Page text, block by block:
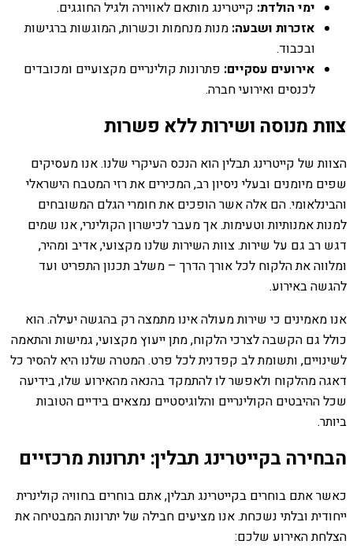
ימי הולדת: קייטרינג מותאם לאווירה ולגיל החוגגים.
אזכרות ושבעה: מנות מנחמות וכשרות, המוגשות ברגישות
ובכבוד.
אירועים עסקיים: פתרונות קולינריים מקצועיים ומכובדים
לכנסים ואירועי חברה.
צוות מנוסה ושירות ללא פשרות
הצוות של קייטרינג תבלין הוא הנכס העיקרי שלנו. אנו מעסיקים
שפים מיומנים ובעלי ניסיון רב, המכירים את רזי המטבח הישראלי
והבינלאומי. הם אלה אשר הופכים את חומרי הגלם המשובחים
למנות אמנותיות וטעימות. אך מעבר לכישרון הקולינרי, אנו שמים
דגש רב גם על שירות. צוות השירות שלנו מקצועי, אדיב ומהיר,
ומלווה את הלקוח לכל אורך הדרך – משלב תכנון התפריט ועד
להגשה באירוע.
אנו מאמינים כי שירות מעולה אינו מתמצה רק בהגשה יעילה. הוא
כולל גם הקשבה לצרכי הלקוח, מתן ייעוץ מקצועי, גמישות והתאמה
לשינויים, ותשומת לב קפדנית לכל פרט. המטרה שלנו היא להסיר כל
דאגה מהלקוח ולאפשר לו להתמקד בהנאה מהאירוע שלו, בידיעה
שכל ההיבטים הקולינריים והלוגיסטיים נמצאים בידיים הטובות
ביותר.
הבחירה בקייטרינג תבלין: יתרונות מרכזיים
כאשר אתם בוחרים בקייטרינג תבלין, אתם בוחרים בחוויה קולינרית
ייחודית ובלתי נשכחת. אנו מציעים חבילה של יתרונות המבטיחה את
הצלחת האירוע שלכם: